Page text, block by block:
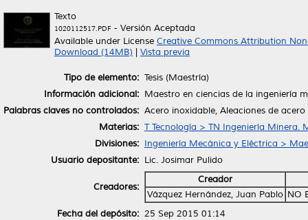
Texto
1020112517.PDF - Versión Aceptada
Available under License Creative Commons Attribution
Download (14MB)
Vista previa
Tipo de elemento: Tesis (Maestría)
Información adicional: Maestro en ciencias de la ingeniería
Palabras claves no controlados: Acero inoxidable, Aleaciones de acero
Materias: T Tecnología > TN Ingeniería Minera.
Divisiones: Ingeniería Mecánica y Eléctrica >
Usuario depositante: Lic. Josimar Pulido
Creadores:
Creador
Vázquez Hernández, Juan Pablo NO
Fecha del depósito: 25 Sep 2015 01:14